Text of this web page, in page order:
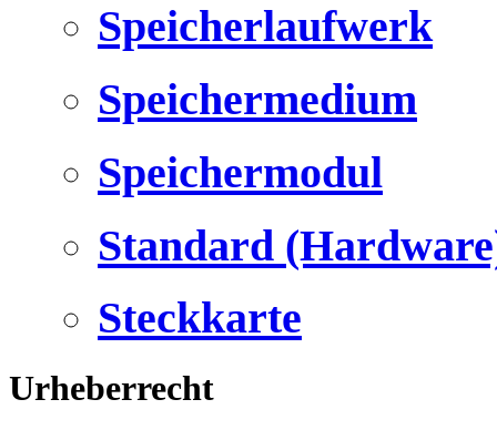
Speicherlaufwerk
Speichermedium
Speichermodul
Standard
Steckkarte
Urheberrecht